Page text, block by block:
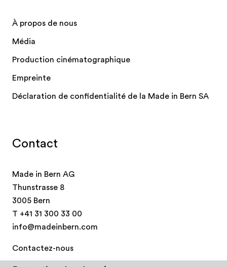
Contact
Made in Bern AG
Thunstrasse 8
3005 Bern
T +41 31 300 33 00
info@madeinbern.com
Contactez-nous
À propos de nous
Média
Production cinématographique
Empreinte
Déclaration de confidentialité de la Made in Bern SA